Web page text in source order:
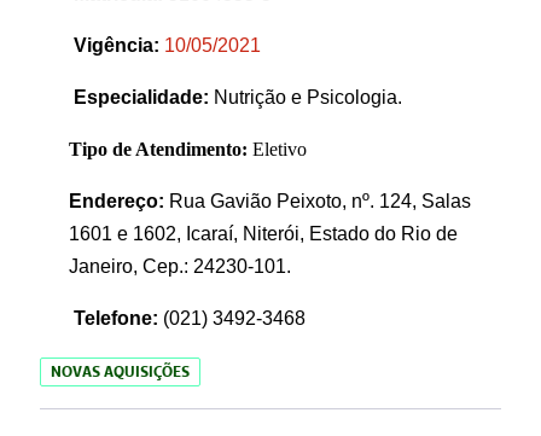
Vigência: 10/05/2021
Especialidade: Nutrição e Psicologia.
Tipo de Atendimento: Eletivo
Endereço: Rua Gavião Peixoto, nº. 124, Salas
1601 e 1602, Icaraí, Niterói, Estado do Rio de
Janeiro, Cep.: 24230-101.
Telefone: (021) 3492-3468
NOVAS AQUISIÇÕES